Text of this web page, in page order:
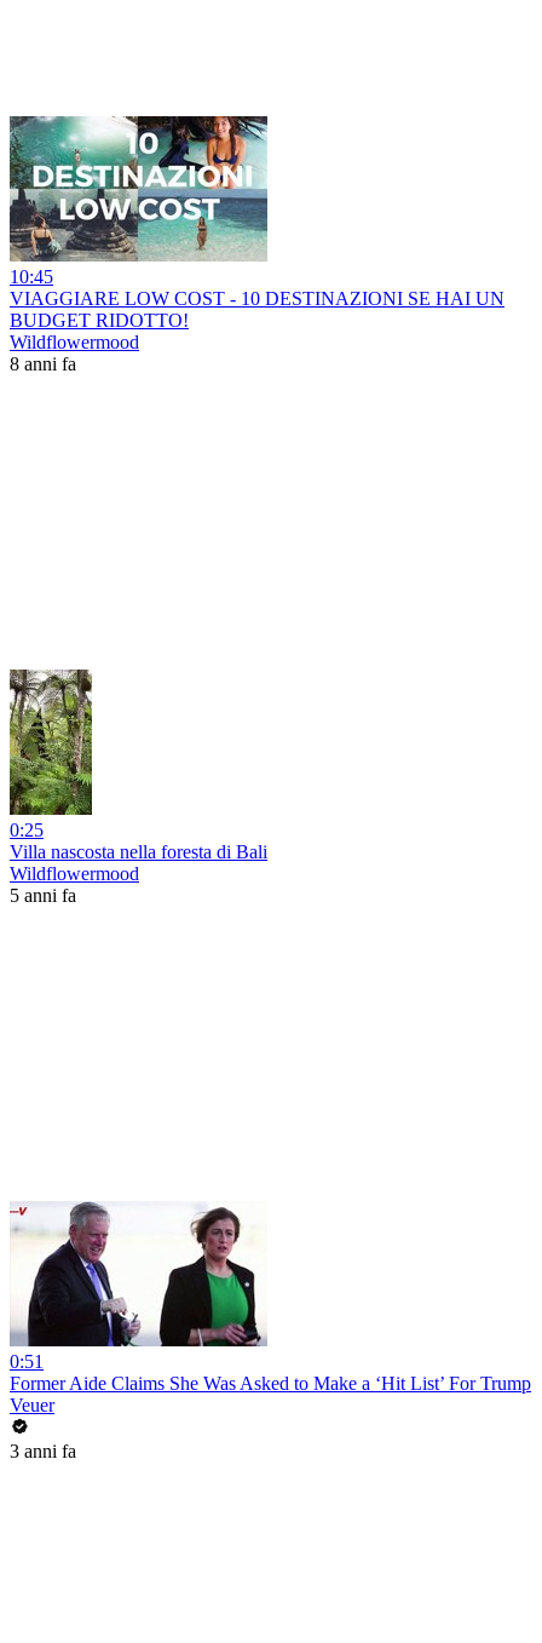
10:45
VIAGGIARE LOW COST - 10 DESTINAZIONI SE HAI UN
BUDGET RIDOTTO!
Wildflowermood
8 anni fa
0:25
Villa nascosta nella foresta di Bali
Wildflowermood
5 anni fa
0:51
Former Aide Claims She Was Asked to Make a ‘Hit List’ For Trump
Veuer
3 anni fa